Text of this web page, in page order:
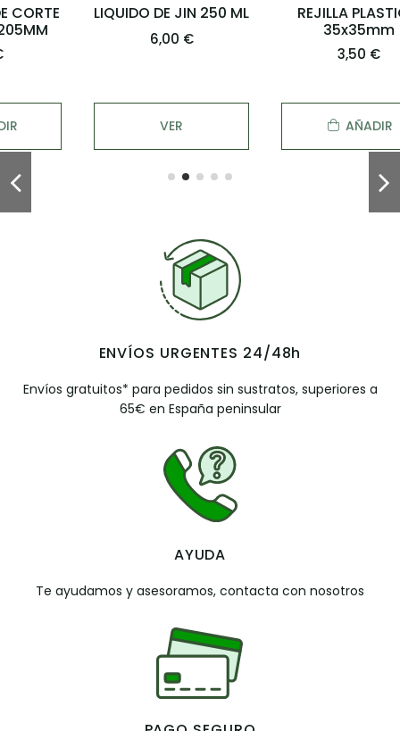
LIQUIDO DE JIN 250 ML
REJILLA PLASTICO
35x35mm
AÑADIR
ENVÍOS URGENTES 24/48h
Envíos gratuitos* para pedidos sin sustratos, superiores a
65€ en España peninsular
AYUDA
Te ayudamos y asesoramos, contacta con nosotros